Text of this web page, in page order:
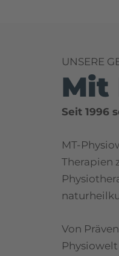
UNSERE
Mit
Seit 1996
MT-
Therapien
Von